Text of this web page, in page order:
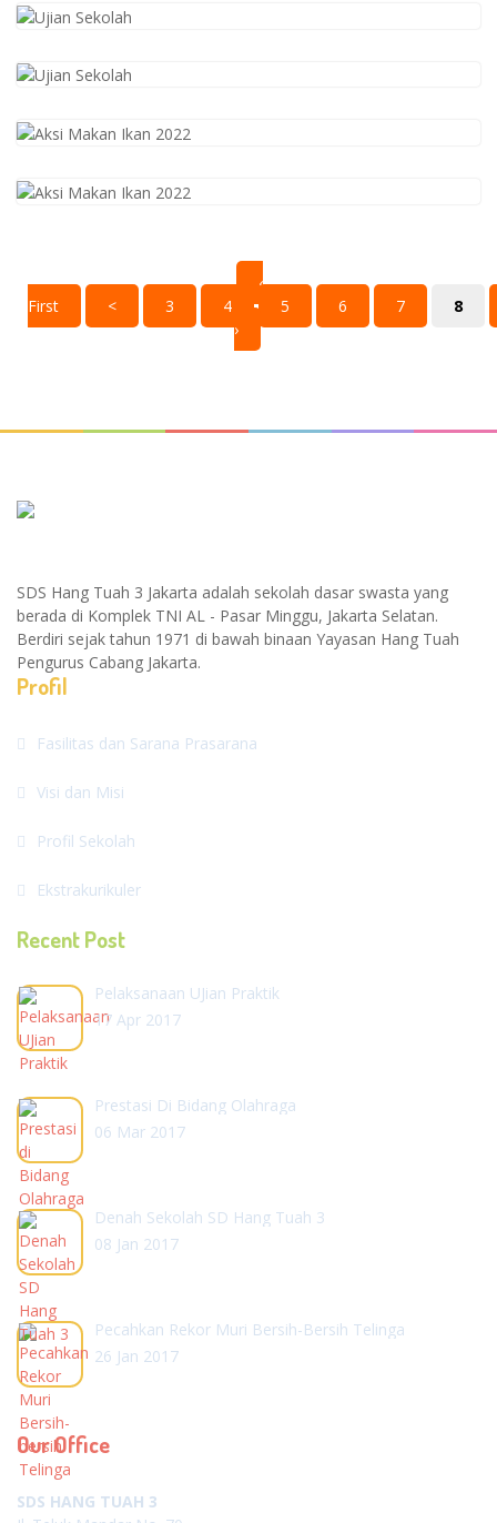
‹
First
< 3 4 5 6 7
8
›
SDS Hang Tuah 3 Jakarta adalah sekolah dasar swasta yang
berada di Komplek TNI AL - Pasar Minggu, Jakarta Selatan.
Berdiri sejak tahun 1971 di bawah binaan Yayasan Hang Tuah
Pengurus Cabang Jakarta.
Profil
Fasilitas dan Sarana Prasarana
Visi dan Misi
Profil Sekolah
Ekstrakurikuler
Recent Post
Pelaksanaan UJian Praktik
17 Apr 2017
Prestasi Di Bidang Olahraga
06 Mar 2017
Denah Sekolah SD Hang Tuah 3
08 Jan 2017
Pecahkan Rekor Muri Bersih-Bersih Telinga
26 Jan 2017
Our Office
SDS HANG TUAH 3